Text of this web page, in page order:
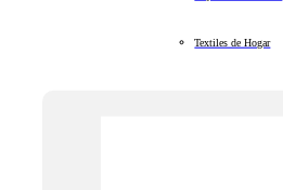
Textiles de Hogar